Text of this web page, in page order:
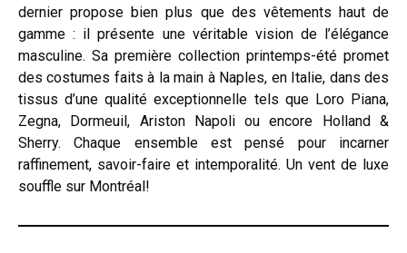
dernier propose bien plus que des vêtements haut de
gamme : il présente une véritable vision de l’élégance
masculine. Sa première collection printemps-été promet
des costumes faits à la main à Naples, en Italie, dans des
tissus d’une qualité exceptionnelle tels que Loro Piana,
Zegna, Dormeuil, Ariston Napoli ou encore Holland &
Sherry. Chaque ensemble est pensé pour incarner
raffinement, savoir-faire et intemporalité. Un vent de luxe
souffle sur Montréal!